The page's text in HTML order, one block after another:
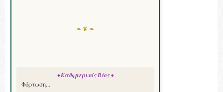
❧ ❦ ❧
• Καθημερινός Βίος •
Φόρτωση...